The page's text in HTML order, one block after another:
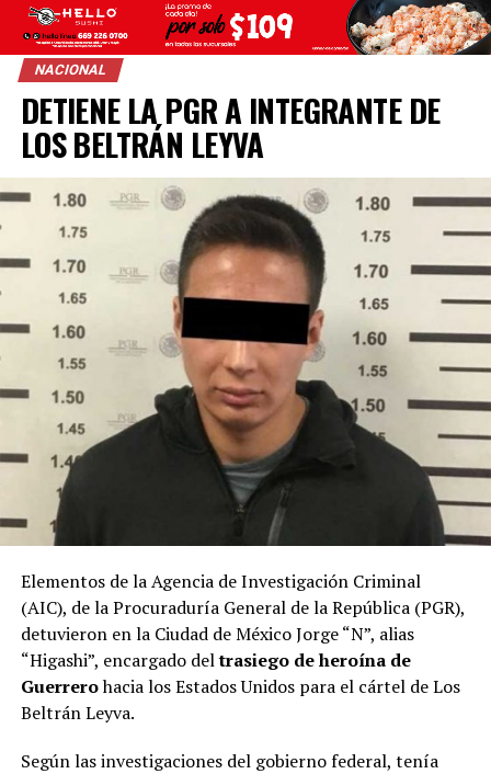
NACIONAL
DETIENE LA PGR A INTEGRANTE DE
LOS BELTRÁN LEYVA
Elementos de la Agencia de Investigación Criminal
(AIC), de la Procuraduría General de la República (PGR),
detuvieron en la Ciudad de México Jorge “N”, alias
“Higashi”, encargado deltrasiego de heroína de
Guerrerohacia los Estados Unidos para el cártel de Los
Beltrán Leyva.
Según las investigaciones del gobierno federal, tenía